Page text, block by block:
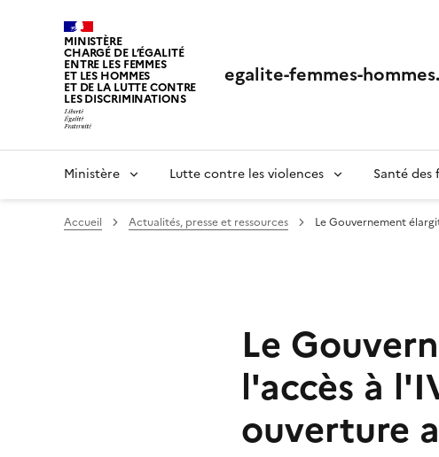
MINISTÈRE
CHARGÉ DE L’ÉGALITÉ
ENTRE LES FEMMES
ET LES HOMMES
ET DE LA LUTTE CONTRE
LES DISCRIMINATIONS
egalite-femmes-
Ministère Lutte contre les violences Santé des
Accueil Actualités, presse et ressources Le Gouvernement
Le
l'accès à
ouverture